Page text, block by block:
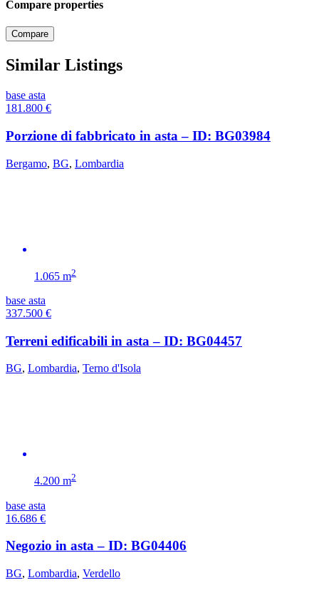
Compare properties
Compare
Similar Listings
base asta
181.800 €
Porzione di fabbricato in asta – ID: BG03984
Bergamo, BG, Lombardia
1.065 m2
base asta
337.500 €
Terreni edificabili in asta – ID: BG04457
BG, Lombardia, Terno d'Isola
4.200 m2
base asta
16.686 €
Negozio in asta – ID: BG04406
BG, Lombardia, Verdello